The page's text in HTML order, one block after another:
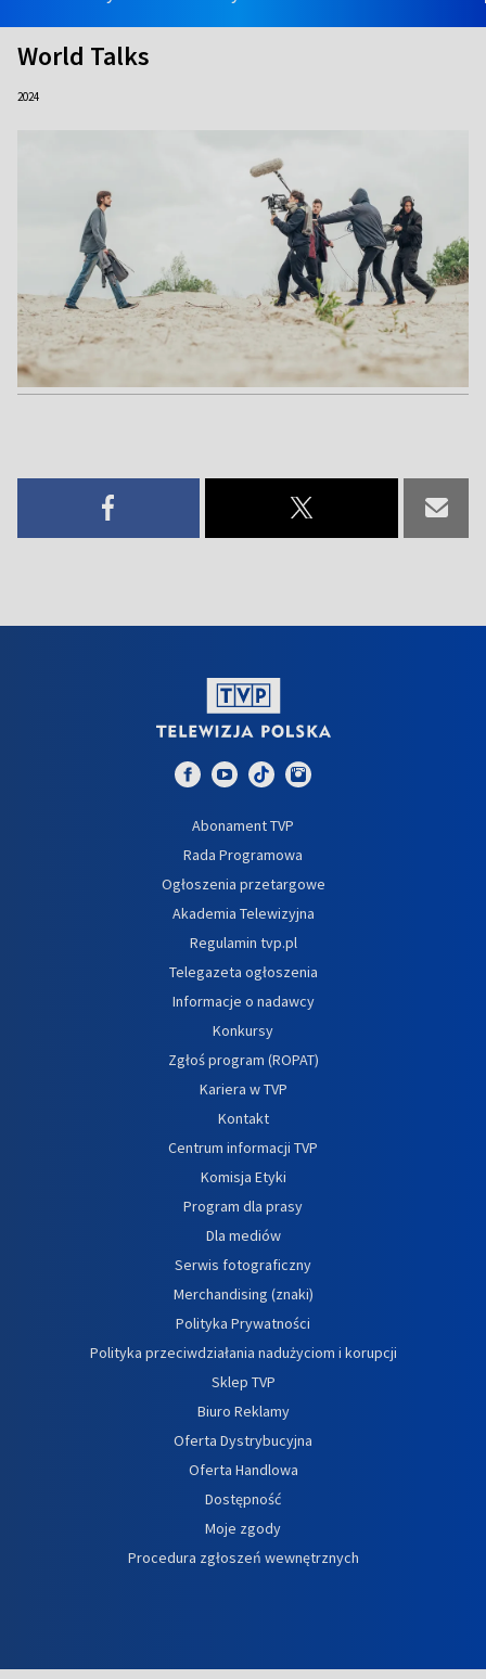
World Talks
2024
Abonament TVP
Rada Programowa
Ogłoszenia przetargowe
Akademia Telewizyjna
Regulamin tvp.pl
Telegazeta ogłoszenia
Informacje o nadawcy
Konkursy
Zgłoś program (ROPAT)
Kariera w TVP
Kontakt
Centrum informacji TVP
Komisja Etyki
Program dla prasy
Dla mediów
Serwis fotograficzny
Merchandising (znaki)
Polityka Prywatności
Polityka przeciwdziałania nadużyciom i korupcji
Sklep TVP
Biuro Reklamy
Oferta Dystrybucyjna
Oferta Handlowa
Dostępność
Moje zgody
Procedura zgłoszeń wewnętrznych